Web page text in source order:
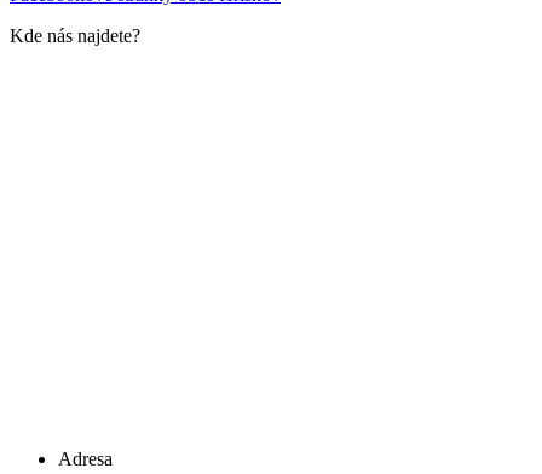
Kde nás najdete?
Adresa